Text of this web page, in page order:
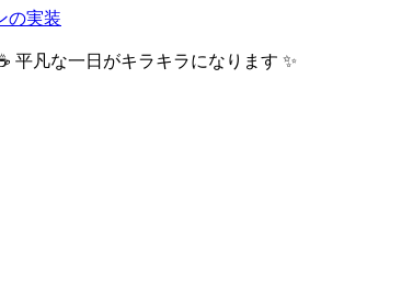
の実装
平凡な一日がキラキラになります ✨